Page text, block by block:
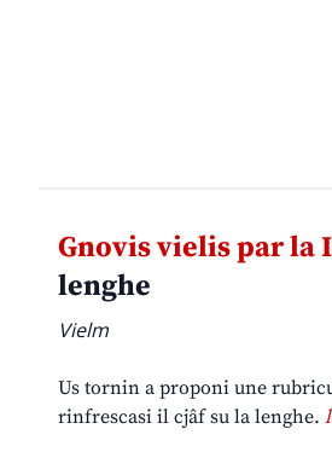
Gnovis vielis par la
lenghe
Vielm
Us tornin a proponi une
rinfrescasi il cjâf su la lenghe.